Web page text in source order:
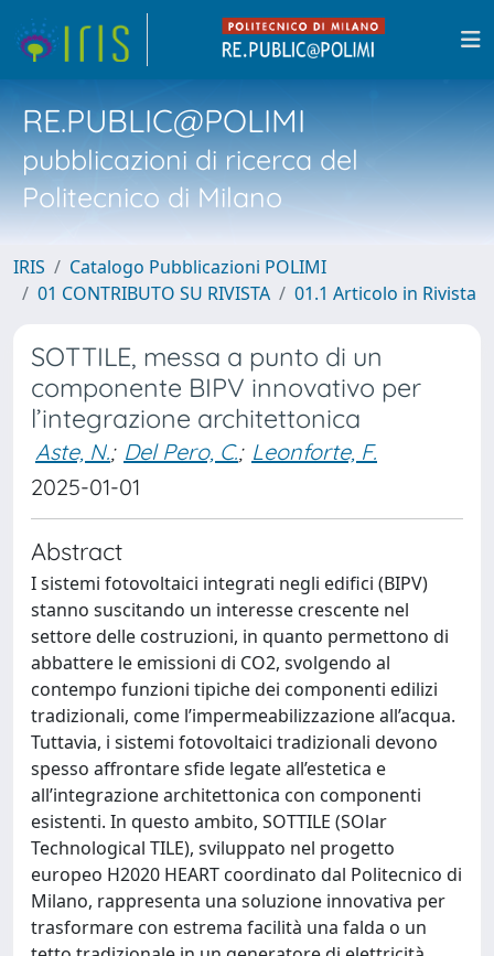
RE.PUBLIC@POLIMI
pubblicazioni di ricerca del
Politecnico di Milano
IRIS
Catalogo Pubblicazioni POLIMI
01 CONTRIBUTO SU RIVISTA
01.1 Articolo in Rivista
SOTTILE, messa a punto di un
componente BIPV innovativo per
l’integrazione architettonica
Aste, N.; Del Pero, C.; Leonforte, F.
2025-01-01
Abstract
I sistemi fotovoltaici integrati negli edifici (BIPV)
stanno suscitando un interesse crescente nel
settore delle costruzioni, in quanto permettono di
abbattere le emissioni di CO2, svolgendo al
contempo funzioni tipiche dei componenti edilizi
tradizionali, come l’impermeabilizzazione all’acqua.
Tuttavia, i sistemi fotovoltaici tradizionali devono
spesso affrontare sfide legate all’estetica e
all’integrazione architettonica con componenti
esistenti. In questo ambito, SOTTILE (SOlar
Technological TILE), sviluppato nel progetto
europeo H2020 HEART coordinato dal Politecnico di
Milano, rappresenta una soluzione innovativa per
trasformare con estrema facilità una falda o un